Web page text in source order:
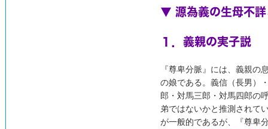
▼ 源為義の生母不詳
１．義親の実子説
『尊卑分脈』には、義親
の娘である。義信（長男）
郎・対馬三郎・対馬四郎の
弟ではないかと推測されて
が一般的であるが、『尊卑